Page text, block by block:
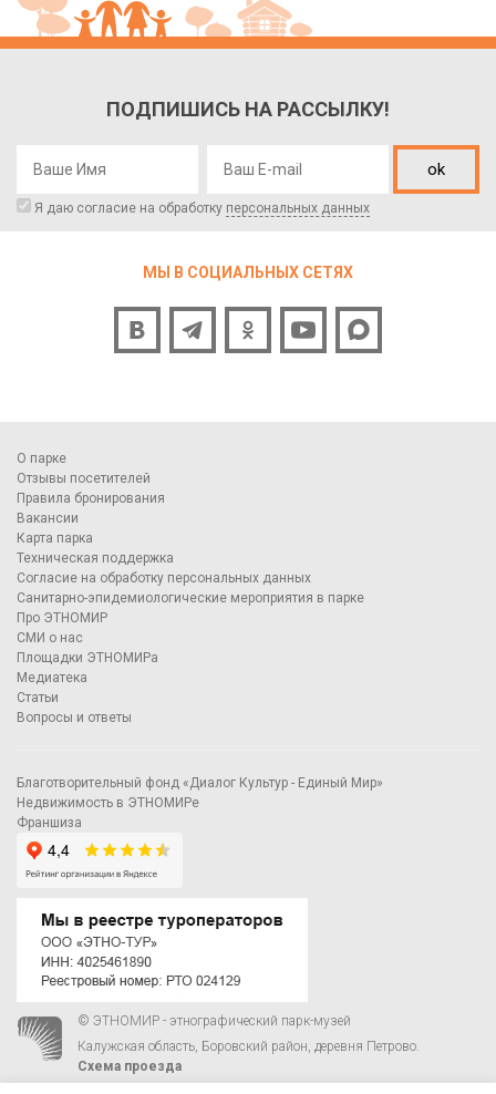
ПОДПИШИСЬ НА РАССЫЛКУ!
ok
Я даю согласие на обработку персональных данных
МЫ В СОЦИАЛЬНЫХ СЕТЯХ
О парке
Отзывы посетителей
Правила бронирования
Вакансии
Карта парка
Техническая поддержка
Согласие на обработку персональных данных
Санитарно-эпидемиологические мероприятия в парке
Про ЭТНОМИР
СМИ о нас
Площадки ЭТНОМИРа
Медиатека
Статьи
Вопросы и ответы
Благотворительный фонд «Диалог Культур - Единый Мир»
Недвижимость в ЭТНОМИРе
Франшиза
© ЭТНОМИР - этнографический парк-музей
Калужская область, Боровский район, деревня Петрово.
Схема проезда